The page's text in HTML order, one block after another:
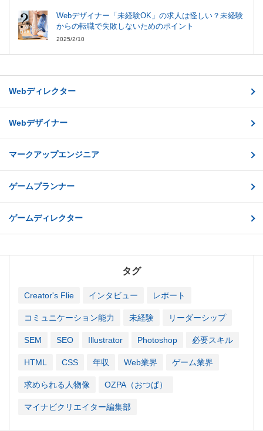
Webデザイナー「未経験OK」の求人は怪しい？未経験
からの転職で失敗しないためのポイント
2025/2/10
Webディレクター
Webデザイナー
マークアップエンジニア
ゲームプランナー
ゲームディレクター
タグ
Creator's Flie インタビュー レポート
コミュニケーション能力 未経験 リーダーシップ
SEM SEO Illustrator Photoshop 必要スキル
HTML CSS 年収 Web業界 ゲーム業界
求められる人物像 OZPA（おつぱ）
マイナビクリエイター編集部